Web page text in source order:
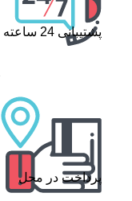
پشتیبانی 24 ساعته
پرداخت در محل